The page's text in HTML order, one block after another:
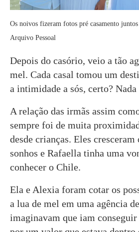
Os noivos fizeram fotos pré casamento
Arquivo Pessoal
Depois do casório, veio a tão
mel. Cada casal tomou um
a intimidade a sós, certo? Nada
A relação das irmãs assim
sempre foi de muita
desde crianças. Eles
sonhos e Rafaella tinha uma
conhecer o Chile.
Ela e Alexia foram cotar os
a lua de mel em uma agência
imaginavam que iam